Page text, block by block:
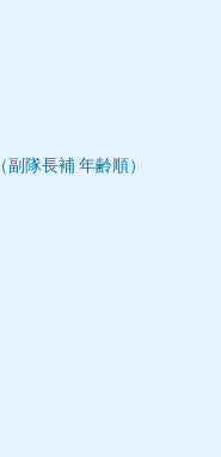
（副隊長補 年齢順）